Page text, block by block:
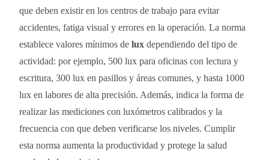
que deben existir en los centros de trabajo para evitar
accidentes, fatiga visual y errores en la operación. La norma
establece valores mínimos delux dependiendo del tipo de
actividad: por ejemplo, 500 lux para oficinas con lectura y
escritura, 300 lux en pasillos y áreas comunes, y hasta 1000
lux en labores de alta precisión. Además, indica la forma de
realizar las mediciones con luxómetros calibrados y la
frecuencia con que deben verificarse los niveles. Cumplir
esta norma aumenta la productividad y protege la salud